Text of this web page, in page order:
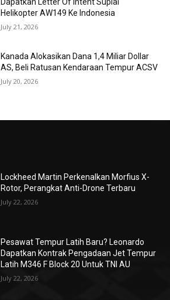
Dapatkan Letter Of Intent Suplai
Helikopter AW149 Ke Indonesia
July 21, 2026
Kanada Alokasikan Dana 1,4 Miliar Dollar
AS, Beli Ratusan Kendaraan Tempur ACSV
July 20, 2026
Lockheed Martin Perkenalkan Morfius X-
Rotor, Perangkat Anti-Drone Terbaru
July 22, 2026
Pesawat Tempur Latih Baru? Leonardo
Dapatkan Kontrak Pengadaan Jet Tempur
Latih M346 F Block 20 Untuk TNI AU
July 22, 2026